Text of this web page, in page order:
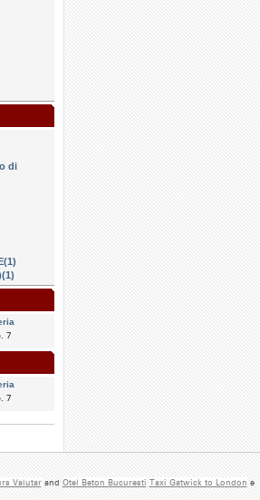
di
7
7
ValutarandOtel Beton Bucuresti Taxi Gatwick to Londone